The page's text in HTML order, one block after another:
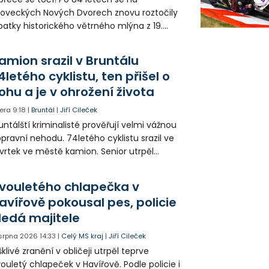
Nových Dvorech znovu roztočily
historického větrného mlýna z 19.
srazil v Bruntálu
cyklistu, ten přišel o
a je v ohrožení života
9:18 |Bruntál |Jiří Cileček
kriminalisté prověřují velmi vážnou
nehodu. 74letého cyklistu srazil ve
ve městě kamion. Senior utrpěl
případné svědky.chlapečka v
pokousal pes, policie
majitele
2026 14:33 | Celý MS kraj |Jiří Cileček
zranění v obličeji utrpěl teprve
chlapeček v Havířově. Podle policie i